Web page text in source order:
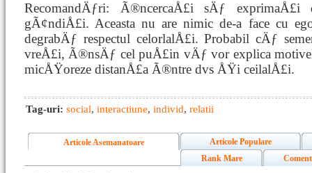
RecomandÄƒri: Ã®ncercaÅ£i sÄƒ
gÃ¢ndiÅ£i. Aceasta nu are nimic de-a face cu
degrabÄƒ respectul celorlalÅ£i. Probabil cÄƒ
vreÅ£i, Ã®nsÄƒ cel puÅ£in vÄƒ vor explica
micÅŸoreze distanÅ£a Ã®ntre dvs ÅŸi ceilalÅ£i.
Tag-uri: social, interactiune, individ, relatii
Articole Asemanatoare
Articole Populare
Rank Mare